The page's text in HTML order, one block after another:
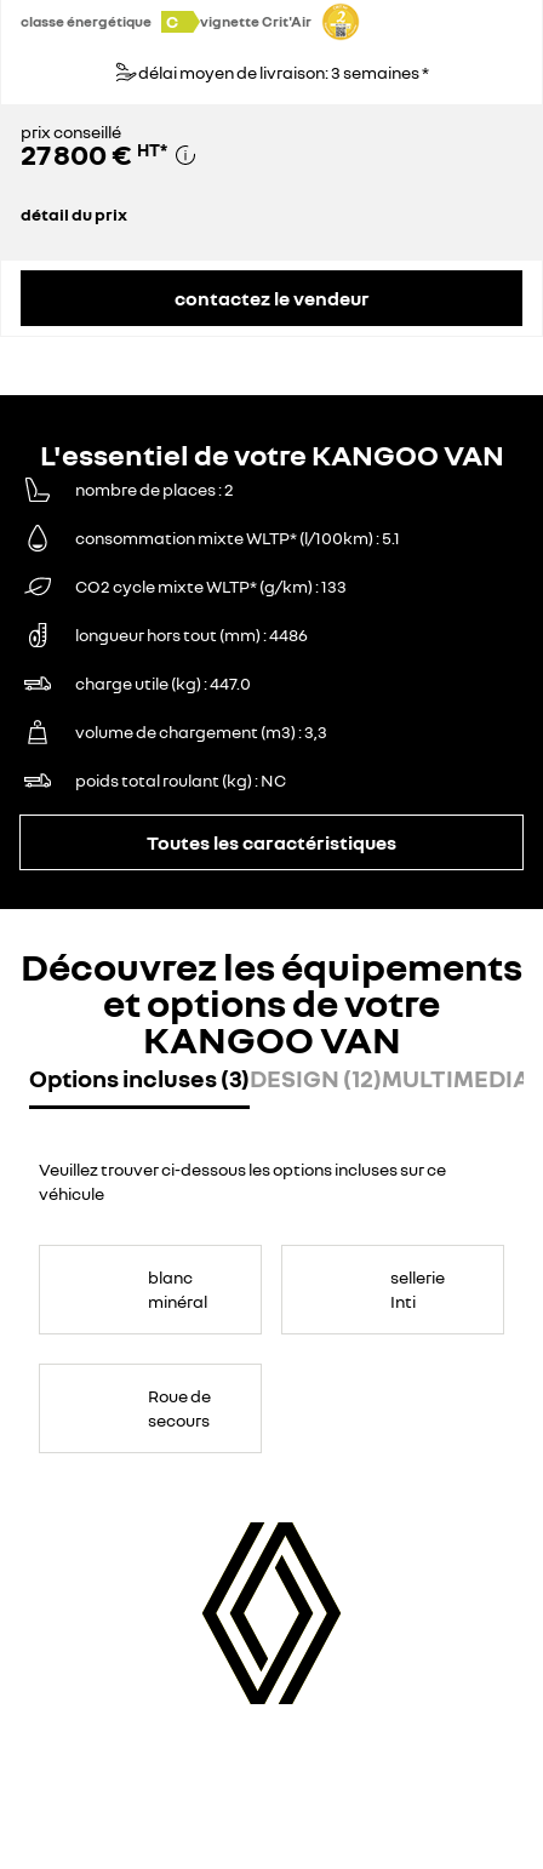
classe énergétique C vignette Crit'Air
délai moyen de livraison: 3 semaines *
prix conseillé
27 800 € HT*
détail du prix
contactez le vendeur
L'essentiel de votre KANGOO VAN
nombre de places 2
consommation mixte WLTP* (l/100km) 5.1
CO2 cycle mixte WLTP* (g/km) 133
longueur hors tout (mm) 4486
charge utile (kg) 447.0
volume de chargement (m3) 3,3
poids total roulant (kg) NC
Toutes les caractéristiques
Découvrez les équipements
et options de votre
KANGOO VAN
Options incluses (3)DESIGN (12)MULTIMEDIA
Veuillez trouver ci-dessous les options incluses sur ce
véhicule
blanc
minéral
sellerie
Inti
Roue de
secours